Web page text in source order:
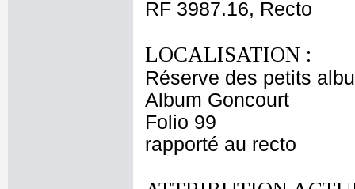
RF 3987.16, Recto
LOCALISATION :
Réserve des petits
Album Goncourt
Folio 99
rapporté au recto